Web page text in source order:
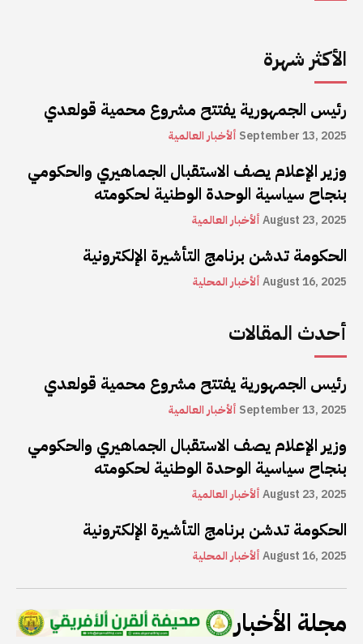
الأكثر شهرة
رئيس الجمهورية يفتتح مشروع محمية قولعدي
ألأخبار العالمية September 13, 2025
وزير الإعلام يصف الاستقبال الجماهيري والحكومي
بنجاح سياسية الوحدة الوطنية لحكومته
ألأخبار العالميةAugust 23, 2025
الحكومة تدشن برنامج التأشيرة الإلكترونية
ألأخبار المحليةAugust 16, 2025
أحدث المقالات
رئيس الجمهورية يفتتح مشروع محمية قولعدي
ألأخبار العالمية September 13, 2025
وزير الإعلام يصف الاستقبال الجماهيري والحكومي
بنجاح سياسية الوحدة الوطنية لحكومته
ألأخبار العالميةAugust 23, 2025
الحكومة تدشن برنامج التأشيرة الإلكترونية
ألأخبار المحليةAugust 16, 2025
مجلة الأخبار